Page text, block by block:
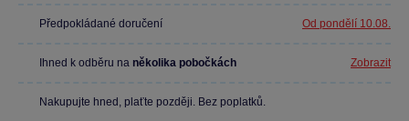
Předpokládané doručení Od pondělí 10.08.
Ihned k odběru na několika pobočkách Zobrazit
Nakupujte hned, plaťte později. Bez poplatků.